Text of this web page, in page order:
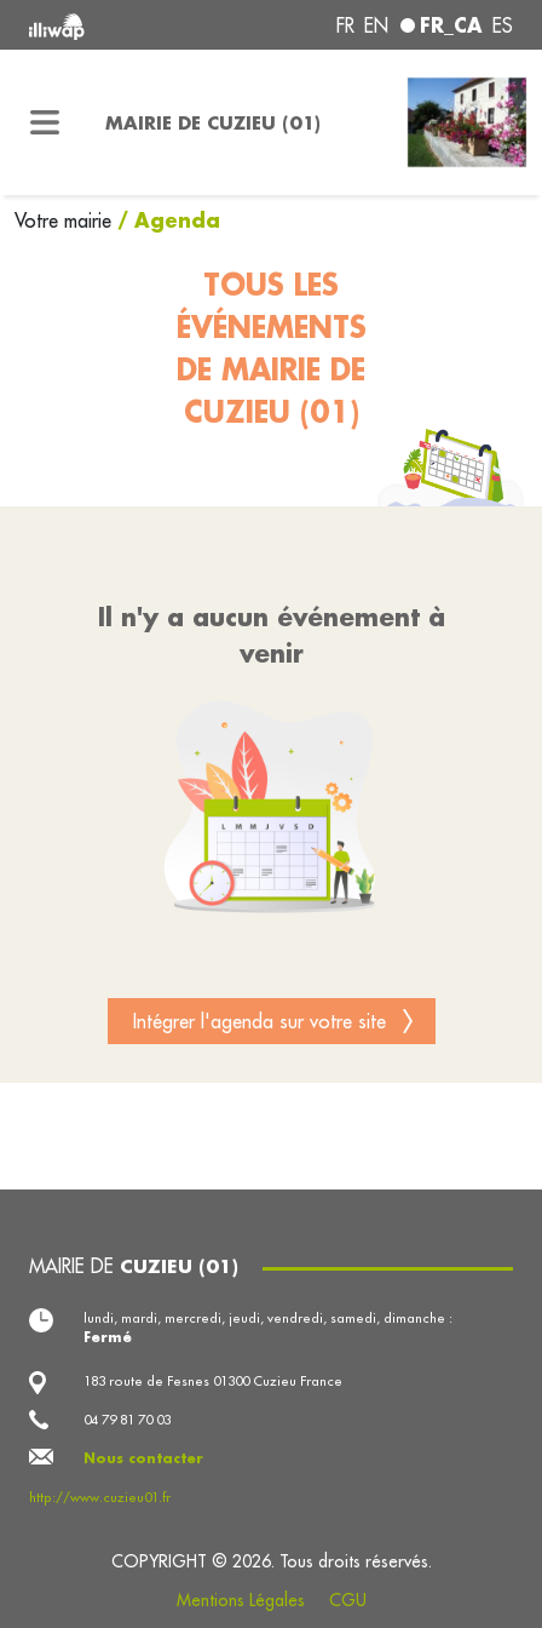
FR EN FR_CA ES
MAIRIE DE CUZIEU (01)
Votre mairie / Agenda
TOUS LES
ÉVÉNEMENTS
DE MAIRIE DE
CUZIEU (01)
Il n'y a aucun événement à
venir
Intégrer l'agenda sur votre site
MAIRIE DE CUZIEU (01)
183 route de Fesnes 01300 Cuzieu France
04 79 81 70 03
Nous contacter
http://www.cuzieu01.fr
lundi, mardi, mercredi, jeudi, vendredi, samedi, dimanche :
Fermé
COPYRIGHT © 2026. Tous droits réservés.
Mentions Légales
CGU